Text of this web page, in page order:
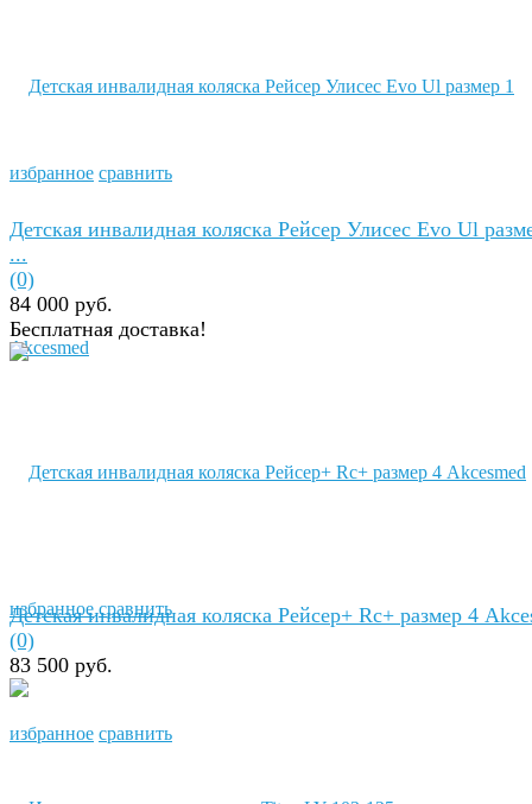
избранное сравнить
избранное сравнить
Детская инвалидная коляска Рейсер Улисес Evo Ul
...
(0)
84 000 руб.
Бесплатная доставка!
избранное сравнить
Детская инвалидная коляска Рейсер+ Rc+ размер 4
(0)
83 500 руб.